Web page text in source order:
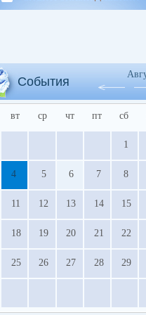
События
вт ср чт пт сб
1
4 5 6 7 8
11 12 13 14 15
18 19 20 21 22
25 26 27 28 29